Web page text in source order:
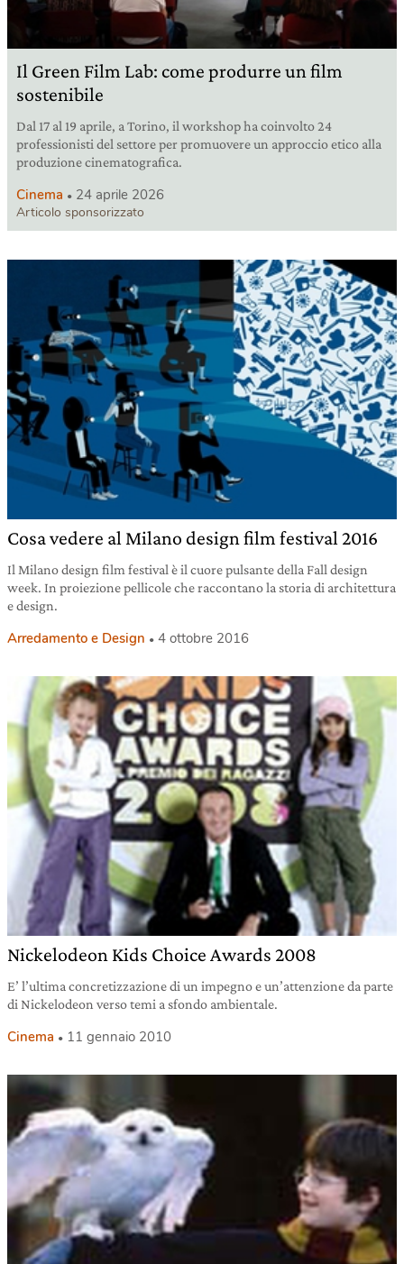
Il Green Film Lab: come produrre un film
sostenibile
Dal 17 al 19 aprile, a Torino, il workshop ha coinvolto 24
professionisti del settore per promuovere un approccio etico alla
produzione cinematografica.
Cinema 24 aprile 2026
Articolo sponsorizzato
Cosa vedere al Milano design film festival 2016
Il Milano design film festival è il cuore pulsante della Fall design
week. In proiezione pellicole che raccontano la storia di architettura
e design.
Arredamento e Design 4 ottobre 2016
Nickelodeon Kids Choice Awards 2008
E’ l’ultima concretizzazione di un impegno e un’attenzione da parte
di Nickelodeon verso temi a sfondo ambientale.
Cinema 11 gennaio 2010